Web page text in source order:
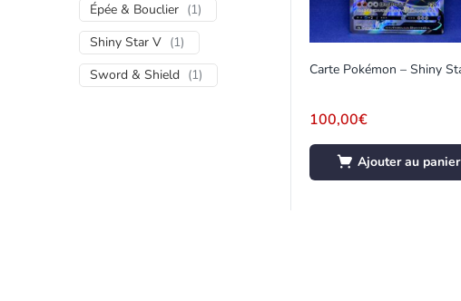
100,00€
Ajouter au panier
Épée & Bouclier (1)
Shiny Star V (1)
Sword & Shield (1)